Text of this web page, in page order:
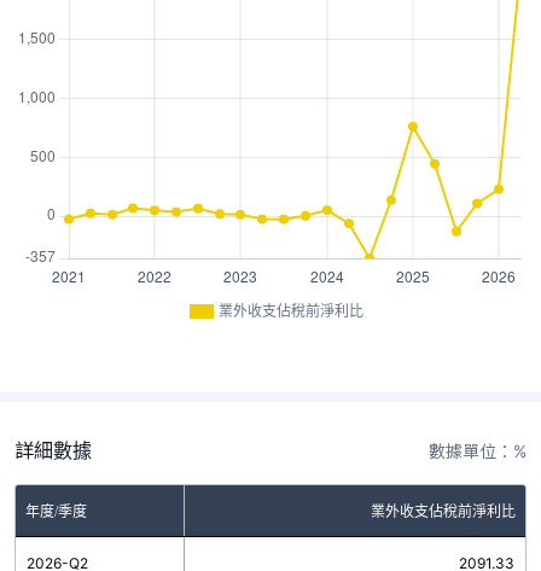
業外收支佔稅前淨利比
詳細數據 數據單位：%
年度/季度 業外收支佔稅前淨利比
2026-Q2 2091.33